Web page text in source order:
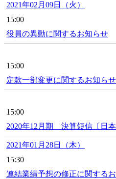
2021年02月09日（火）
15:00
役員の異動に関するお知らせ
15:00
定款一部変更に関するお知らせ
15:00
2020年12月期 決算短信〔日本
2021年01月28日（木）
15:30
連結業績予想の修正に関する